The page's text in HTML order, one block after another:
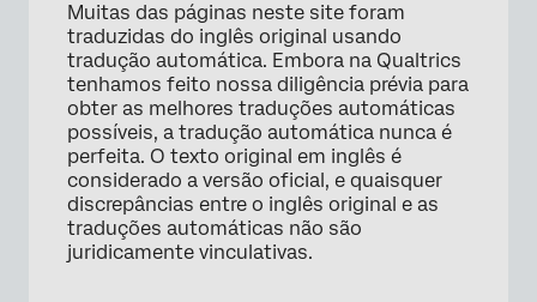
×
Muitas das páginas neste site foram
traduzidas do inglês original usando
tradução automática. Embora na Qualtrics
tenhamos feito nossa diligência prévia para
obter as melhores traduções automáticas
possíveis, a tradução automática nunca é
perfeita. O texto original em inglês é
considerado a versão oficial, e quaisquer
discrepâncias entre o inglês original e as
traduções automáticas não são
juridicamente vinculativas.